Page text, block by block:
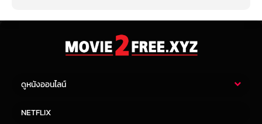
ดูหนังออนไลน์
NETFLIX